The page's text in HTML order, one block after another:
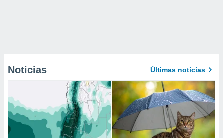
Noticias Últimas noticias